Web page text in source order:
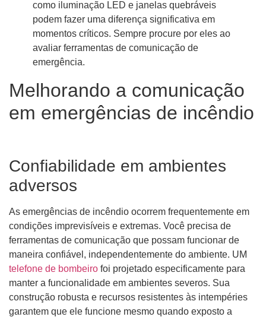
como iluminação LED e janelas quebráveis ​​
podem fazer uma diferença significativa em
momentos críticos. Sempre procure por eles ao
avaliar ferramentas de comunicação de
emergência.
Melhorando a comunicação
em emergências de incêndio
Confiabilidade em ambientes
adversos
As emergências de incêndio ocorrem frequentemente em
condições imprevisíveis e extremas. Você precisa de
ferramentas de comunicação que possam funcionar de
maneira confiável, independentemente do ambiente. UM
telefone de bombeiro foi projetado especificamente para
manter a funcionalidade em ambientes severos. Sua
construção robusta e recursos resistentes às intempéries
garantem que ele funcione mesmo quando exposto a